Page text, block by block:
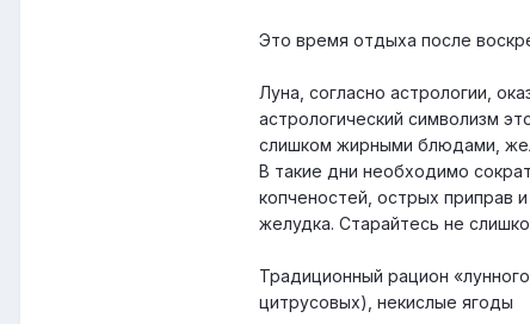
Это время отдыха после
Луна, согласно астрологии,
астрологический символизм
слишком жирными блюдами,
В такие дни необходимо
копченостей, острых приправ
желудка. Старайтесь не
Традиционный рацион
цитрусовых), некислые ягоды